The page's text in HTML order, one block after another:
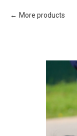
More products